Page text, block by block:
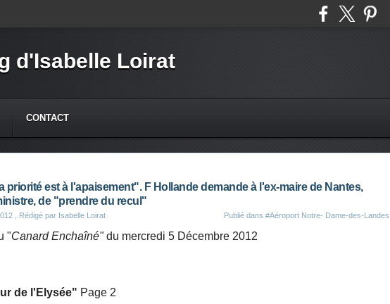
d'Isabelle Loirat
CONTACT
priorité est à l'apaisement". F Hollande demande à l'ex-maire de Nantes,
de "prendre du recul"
, Rédigé par Isabelle Loirat Publié dans #Aéroport Notre- Dame-des-Landes
"Canard Enchaîné"du mercredi 5 Décembre 2012
de l'Elysée" Page 2